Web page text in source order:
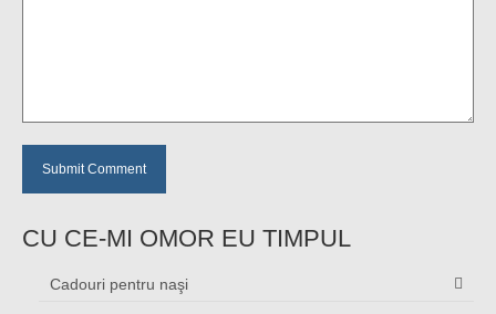
CU CE-MI OMOR EU TIMPUL
Cadouri pentru naşi